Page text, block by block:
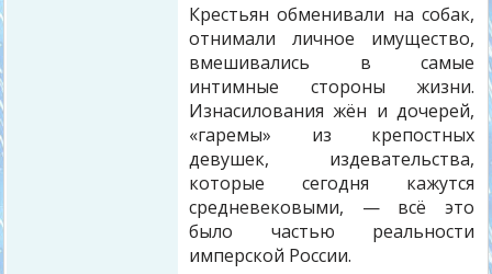
Крестьян обменивали на собак,
отнимали личное имущество,
вмешивались в самые
интимные стороны жизни.
Изнасилования жён и дочерей,
«гаремы» из крепостных
девушек, издевательства,
которые сегодня кажутся
средневековыми, — всё это
было частью реальности
имперской России.